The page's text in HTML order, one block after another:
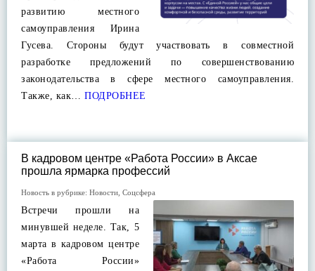
развитию местного
самоуправления Ирина
Гусева. Стороны будут участвовать в совместной
разработке предложений по совершенствованию
законодательства в сфере местного самоуправления.
Также, как… ПОДРОБНЕЕ
В кадровом центре «Работа России» в Аксае
прошла ярмарка профессий
Новость в рубрике: Новости Соцсфера
Встречи прошли на
минувшей неделе. Так, 5
марта в кадровом центре
«Работа России»